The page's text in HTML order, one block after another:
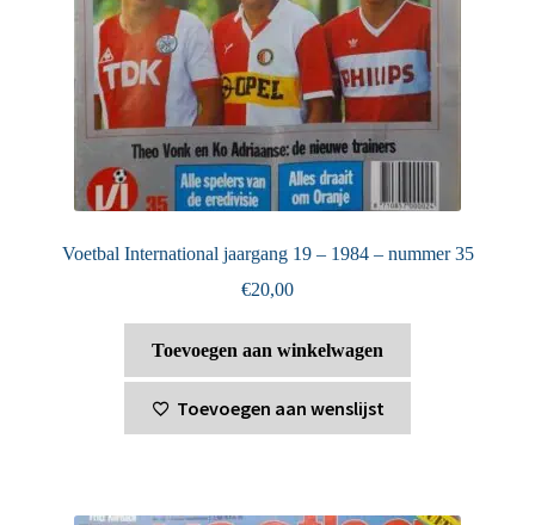
Voetbal International jaargang 19 – 1984 – nummer 35
€20,00
Toevoegen aan winkelwagen
Toevoegen aan wenslijst